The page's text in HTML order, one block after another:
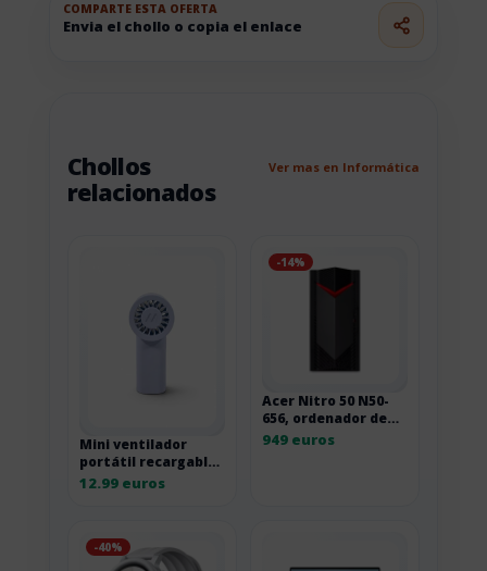
COMPARTE ESTA OFERTA
Envia el chollo o copia el enlace
Chollos
relacionados
Ver mas en Informática
Mini ventilador
portátil recargable
Muitomas con 3
12.99 euros
-14%
Acer Nitro 50 N50-
656, ordenador de
sobremesa gaming
949 euros
-40%